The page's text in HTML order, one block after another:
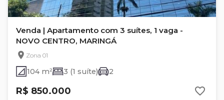
Venda | Apartamento com 3 suítes, 1 vaga -
NOVO CENTRO, MARINGÁ
Zona 01
104 m² 3 (1 suíte) 2
R$ 850.000